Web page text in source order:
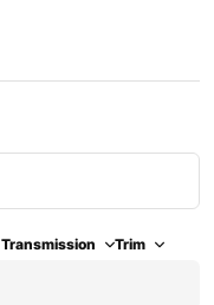
Transmission Trim